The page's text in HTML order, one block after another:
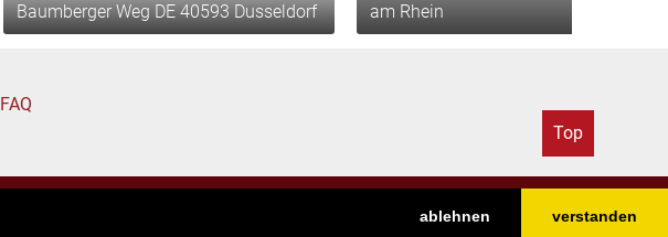
ablehnen verstanden
Baumberger Weg DE 40593 Dusseldorf
am Rhein
FAQ
Top